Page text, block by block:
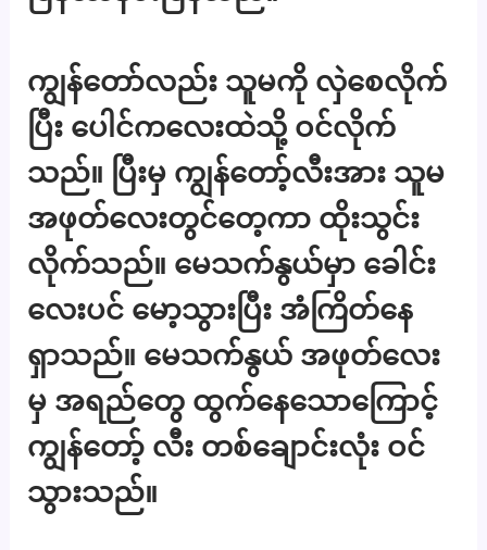
ကျွန်တော်လည်း သူမကို လှဲစေလိုက်
ပြီး ပေါင်ကလေးထဲသို့ ဝင်လိုက်
သည်။ ပြီးမှ ကျွန်တော့်လီးအား သူမ
အဖုတ်လေးတွင်တေ့ကာ ထိုးသွင်း
လိုက်သည်။ မေသက်နွယ်မှာ ခေါင်း
လေးပင် မော့သွားပြီး အံကြိတ်နေ
ရှာသည်။ မေသက်နွယ် အဖုတ်လေး
မှ အရည်တွေ ထွက်နေသောကြောင့်
ကျွန်တော့် လီး တစ်ချောင်းလုံး ဝင်
သွားသည်။